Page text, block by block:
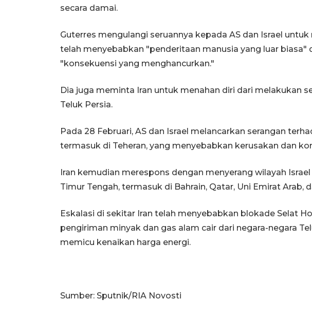
secara damai.
Guterres mengulangi seruannya kepada AS dan Israel
telah menyebabkan "penderitaan manusia yang luar biasa"
"konsekuensi yang menghancurkan."
Dia juga meminta Iran untuk menahan diri dari melakukan
Teluk Persia.
Pada 28 Februari, AS dan Israel melancarkan serangan
termasuk di Teheran, yang menyebabkan kerusakan dan
Iran kemudian merespons dengan menyerang wilayah
Timur Tengah, termasuk di Bahrain, Qatar, Uni Emirat Arab,
Eskalasi di sekitar Iran telah menyebabkan blokade Selat
pengiriman minyak dan gas alam cair dari negara-negara
memicu kenaikan harga energi.
Sumber: Sputnik/RIA Novosti